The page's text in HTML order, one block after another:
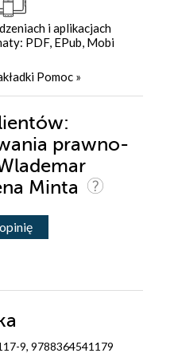
i aplikacjach
PDF, EPub, Mobi
Pomoc »
prawno-
Minta
9, 9788364541179